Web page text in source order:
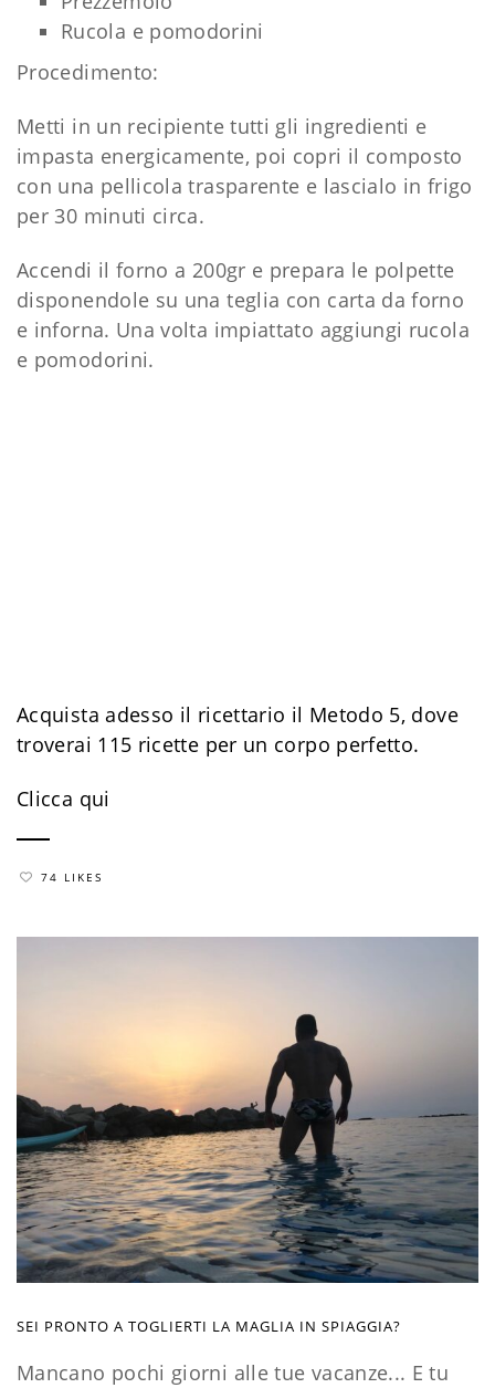
Rucola e pomodorini
Procedimento:
Metti in un recipiente tutti gli ingredienti e
impasta energicamente, poi copri il composto
con una pellicola trasparente e lascialo in frigo
per 30 minuti circa.
Accendi il forno a 200gr e prepara le polpette
disponendole su una teglia con carta da forno
e inforna. Una volta impiattato aggiungi rucola
e pomodorini.
Acquista adesso il ricettario il Metodo 5, dove
troverai 115 ricette per un corpo perfetto.
Clicca qui
74 LIKES
SEI PRONTO A TOGLIERTI LA MAGLIA IN SPIAGGIA?
Mancano pochi giorni alle tue vacanze... E tu